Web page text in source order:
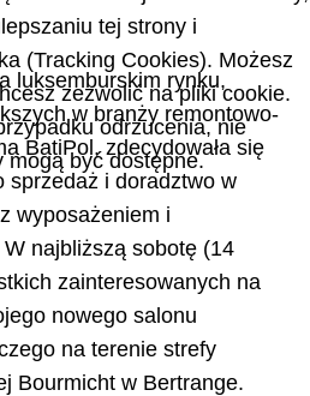
luksemburskim rynku,
w branży remontowo-
BatiPol, zdecydowała się
sprzedaż i doradztwo w
wyposażeniem i
najbliższą sobotę (14
zainteresowanych na
nowego salonu
na terenie strefy
Bourmicht w Bertrange.
tej strony i
(Tracking Cookies). Możesz
zezwolić na pliki cookie.
odrzucenia, nie
mogą być dostępne.